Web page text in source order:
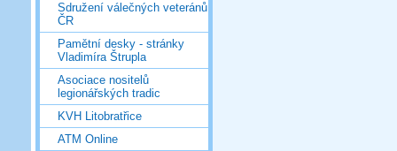
Sdružení válečných veteránů
ČR
Pamětní desky - stránky
Vladimíra Štrupla
Asociace nositelů
legionářských tradic
KVH Litobratřice
ATM Online